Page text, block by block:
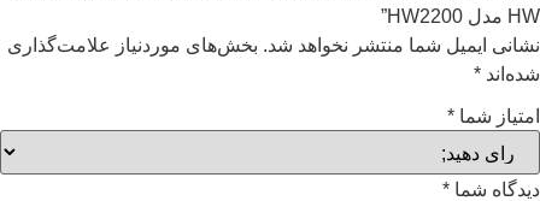
HW مدل HW2200”
نشانی ایمیل شما منتشر نخواهد شد. بخش‌های موردنیاز علامت‌گذاری
شده‌اند *
امتیاز شما *
دیدگاه شما *